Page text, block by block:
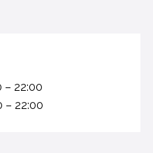
– 22:00
– 22:00